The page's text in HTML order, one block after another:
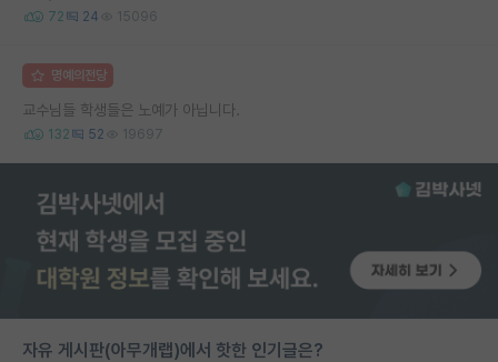
72 24 15096
명예의전당
교수님들 학생들은 노예가 아닙니다.
132 52 19697
자유 게시판(아무개랩)에서 핫한 인기글은?